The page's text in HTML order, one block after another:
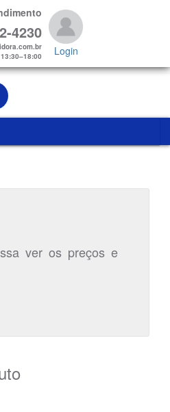
4230
Login
ver os preços e